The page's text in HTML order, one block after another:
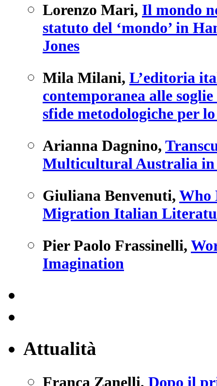
Lorenzo Mari, Il mondo
statuto del ‘mondo’ in
Jones
Mila Milani, L’editoria
contemporanea alle
sfide metodologiche per
Arianna Dagnino,
Multicultural Australia in
Giuliana Benvenuti, Who
Migration Italian
Pier Paolo Frassinelli,
Imagination
Attualità
Franca Zanelli, Dopo il